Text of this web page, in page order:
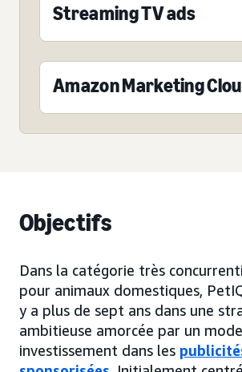
Streaming TV ads
Amazon Marketing
Objectifs
Dans la catégorie très
pour animaux domestiques,
y a plus de sept ans dans une
ambitieuse amorcée par un
investissement dans les